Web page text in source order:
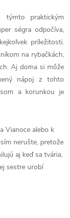
praktickým
ségra odpočíva,
príležitosti.
na rybačkách,
Aj doma si môže
nápoj z tohto
a korunkou je
Vianoce alebo k
nerušte, pretože
aj keď sa tvária,
sestre urobí